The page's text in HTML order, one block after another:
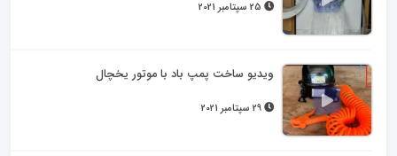
ویدیو ساخت پمپ باد با موتور یخچال